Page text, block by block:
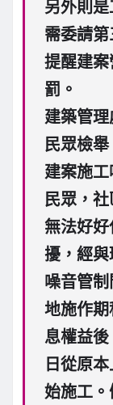
另外則
需委請
提醒建
罰。
建築管
民眾檢
建案施
民眾，
無法好
擾，經
噪音管
地施作
息權益
日從原
始施工